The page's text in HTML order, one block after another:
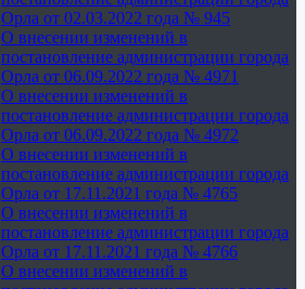
Орла от 02.03.2022 года № 945
О внесении изменений в
постановление администрации города
Орла от 06.09.2022 года № 4971
О внесении изменений в
постановление администрации города
Орла от 06.09.2022 года № 4972
О внесении изменений в
постановление администрации города
Орла от 17.11.2021 года № 4765
О внесении изменений в
постановление администрации города
Орла от 17.11.2021 года № 4766
О внесении изменений в